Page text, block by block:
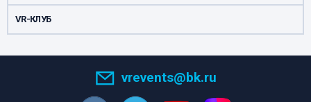
VR-КЛУБ
vrevents@bk.ru